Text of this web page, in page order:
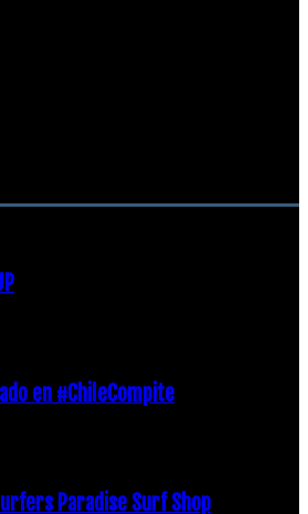
en #ChileCompite
Paradise Surf Shop